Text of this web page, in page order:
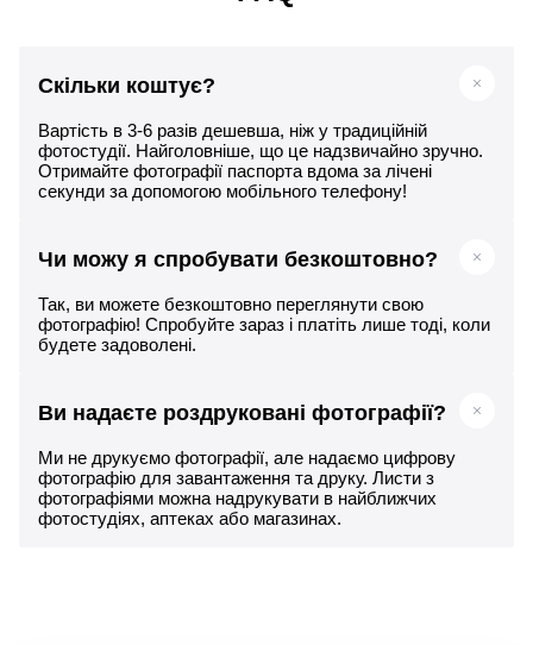
Скільки коштує?
Вартість в 3-6 разів дешевша, ніж у традиційній
фотостудії. Найголовніше, що це надзвичайно зручно.
Отримайте фотографії паспорта вдома за лічені
секунди за допомогою мобільного телефону!
Чи можу я спробувати безкоштовно?
Так, ви можете безкоштовно переглянути свою
фотографію! Спробуйте зараз і платіть лише тоді, коли
будете задоволені.
Ви надаєте роздруковані фотографії?
Ми не друкуємо фотографії, але надаємо цифрову
фотографію для завантаження та друку. Листи з
фотографіями можна надрукувати в найближчих
фотостудіях, аптеках або магазинах.